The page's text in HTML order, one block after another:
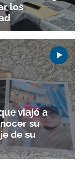
los
viajó a
su
de su